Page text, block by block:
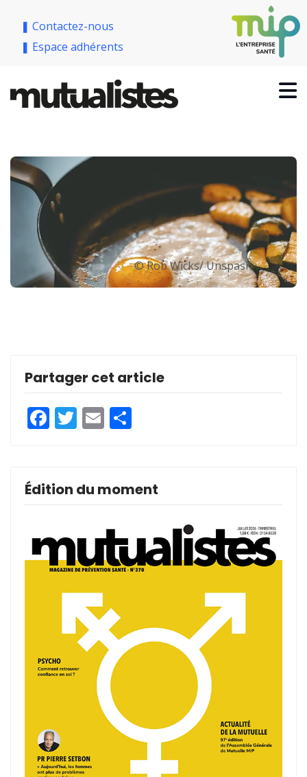
❚ Contactez-nous
❚ Espace adhérents
© Rob Wicks/ Unspash
Partager cet article
Facebook
Twitter
Email
Édition du moment